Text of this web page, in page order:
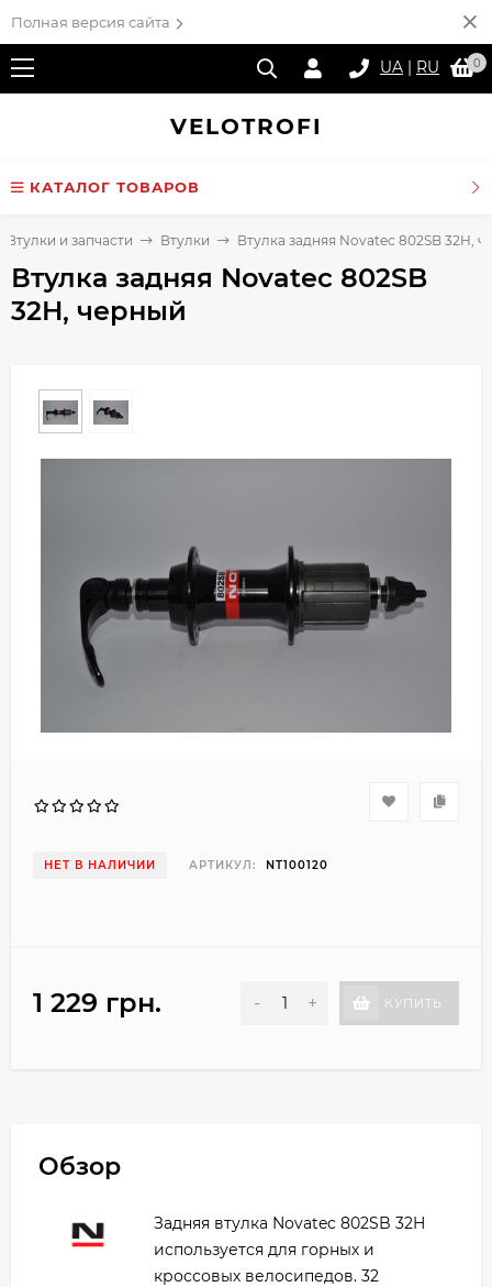
Полная версия сайта
UA | RU 0
VELOTROFI
КАТАЛОГ ТОВАРОВ
Втулки и запчасти Втулки Втулка задняя Novatec 802SB 32H,
Втулка задняя Novatec 802SB
32H, черный
НЕТ В НАЛИЧИИ АРТИКУЛ: NT100120
1 229 грн. - + КУПИТЬ
Обзор
Задняя втулка Novatec 802SB 32H
используется для горных и
кроссовых велосипедов. 32